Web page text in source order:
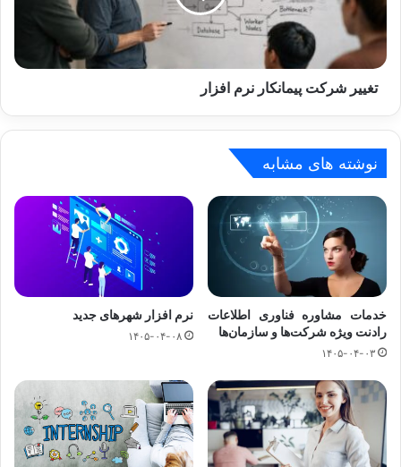
تغییر شرکت پیمانکار نرم‌ افزار
نوشته های مشابه
خدمات مشاوره فناوری اطلاعات
رادنت ویژه شرکت‌ها و سازمان‌ها
۱۴۰۵-۰۴-۰۳
نرم افزار شهرهای جدید
۱۴۰۵-۰۴-۰۸